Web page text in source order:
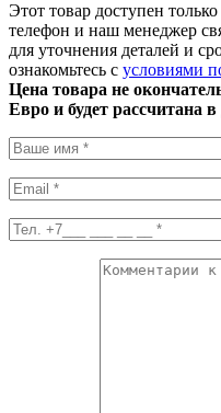
Этот товар доступен
телефон и наш менеджер
для уточнения деталей и
ознакомьтесь с условиями
Цена товара не
Евро и будет рассчитана